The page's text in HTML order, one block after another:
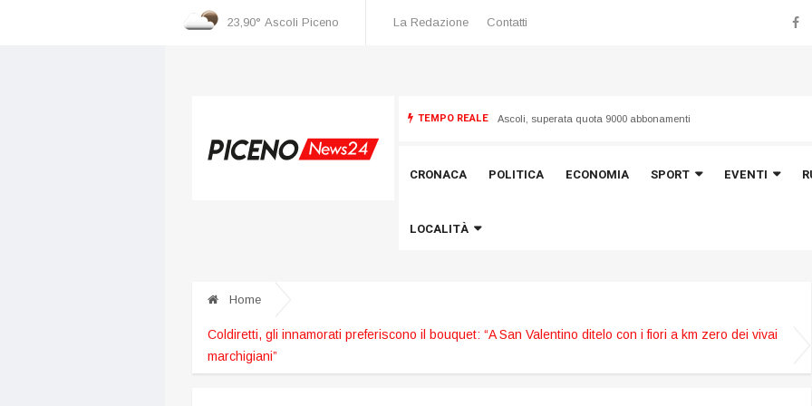
23,90° Ascoli Piceno La Redazione Contatti
TEMPO REALE
Incidente nella zona industriale, una persona ricoverata al “Torrette” Ascoli, superata quota 9000 abbonamenti
CRONACA POLITICA ECONOMIA SPORT EVENTI
LOCALITÀ
Home
Coldiretti, gli innamorati preferiscono il bouquet: “A San Valentino ditelo con i fiori a km zero dei vivai
marchigiani”